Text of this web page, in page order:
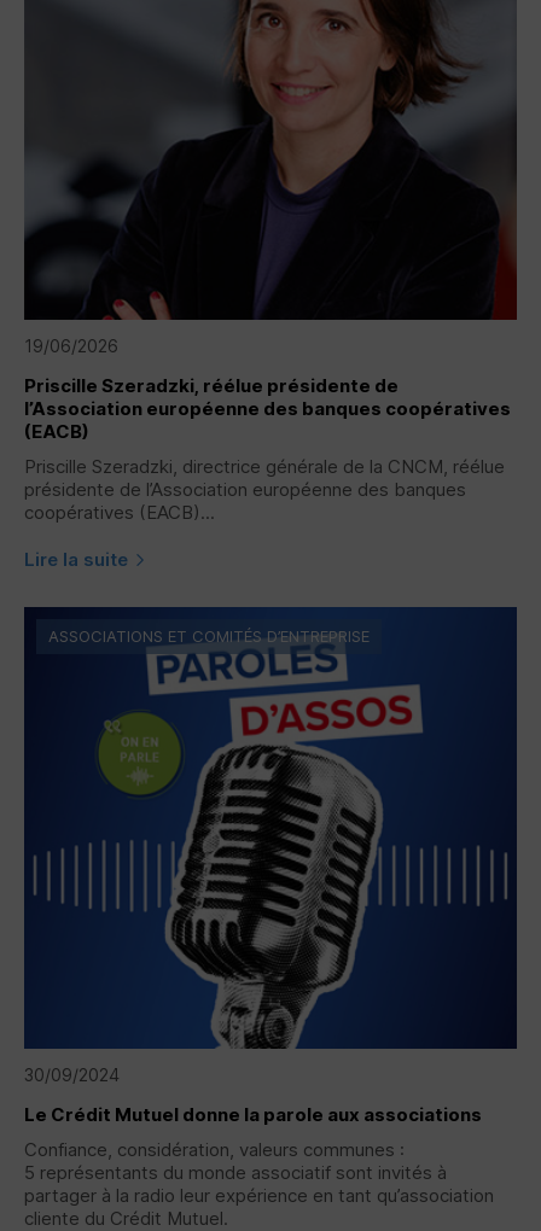
19/06/2026
Priscille Szeradzki, réélue présidente de
l’Association européenne des banques coopératives
(EACB)
Priscille Szeradzki, directrice générale de la CNCM, réélue
présidente de l’Association européenne des banques
coopératives (EACB)...
Lire la suite
30/09/2024
Le Crédit Mutuel donne la parole aux associations
Confiance, considération, valeurs communes :
5 représentants du monde associatif sont invités à
partager à la radio leur expérience en tant qu’association
cliente du Crédit Mutuel.
ASSOCIATIONS ET COMITÉS D’ENTREPRISE